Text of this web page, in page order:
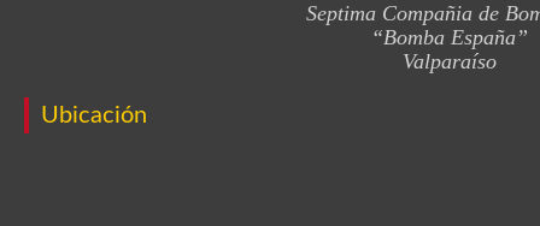
Septima Compañia de
“Bomba España”
Valparaíso
Ubicación